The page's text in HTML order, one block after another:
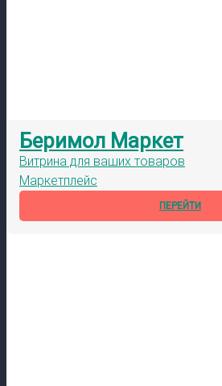
Беримол Маркет
Витрина для ваших товаров
Маркетплейс
ПЕРЕЙТИ